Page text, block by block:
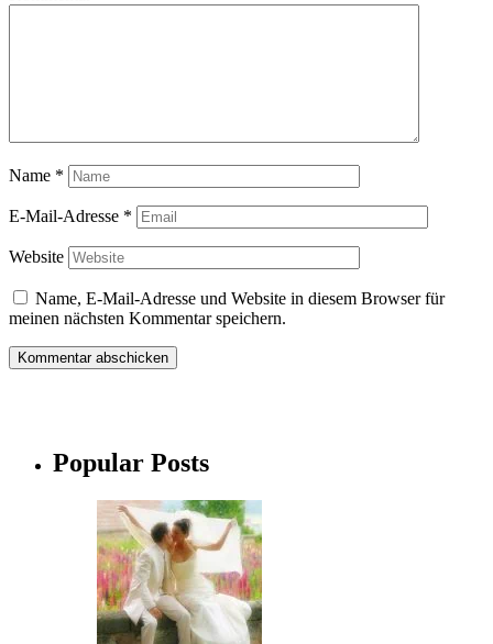
Name *
E-Mail-Adresse *
Website
Name, E-Mail-Adresse und Website in diesem Browser für
meinen nächsten Kommentar speichern.
Popular Posts